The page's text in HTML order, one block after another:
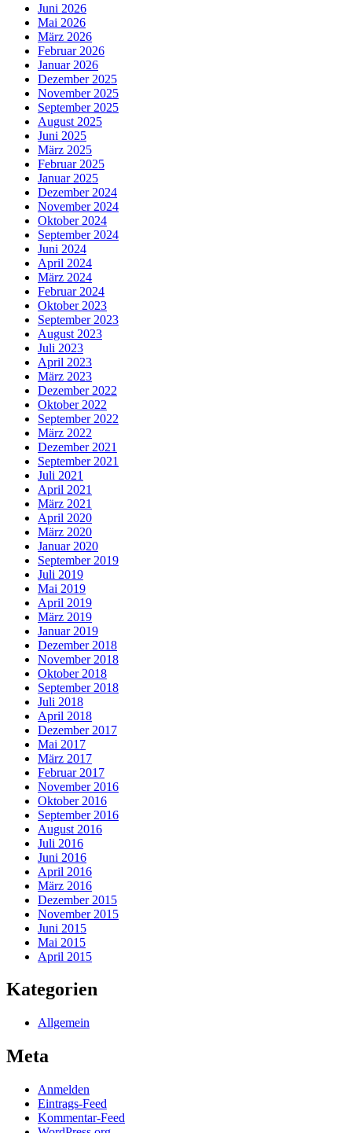
Juni 2026
Mai 2026
März 2026
Februar 2026
Januar 2026
Dezember 2025
November 2025
September 2025
August 2025
Juni 2025
März 2025
Februar 2025
Januar 2025
Dezember 2024
November 2024
Oktober 2024
September 2024
Juni 2024
April 2024
März 2024
Februar 2024
Oktober 2023
September 2023
August 2023
Juli 2023
April 2023
März 2023
Dezember 2022
Oktober 2022
September 2022
März 2022
Dezember 2021
September 2021
Juli 2021
April 2021
März 2021
April 2020
März 2020
Januar 2020
September 2019
Juli 2019
Mai 2019
April 2019
März 2019
Januar 2019
Dezember 2018
November 2018
Oktober 2018
September 2018
Juli 2018
April 2018
Dezember 2017
Mai 2017
März 2017
Februar 2017
November 2016
Oktober 2016
September 2016
August 2016
Juli 2016
Juni 2016
April 2016
März 2016
Dezember 2015
November 2015
Juni 2015
Mai 2015
April 2015
Kategorien
Allgemein
Meta
Anmelden
Eintrags-Feed
Kommentar-Feed